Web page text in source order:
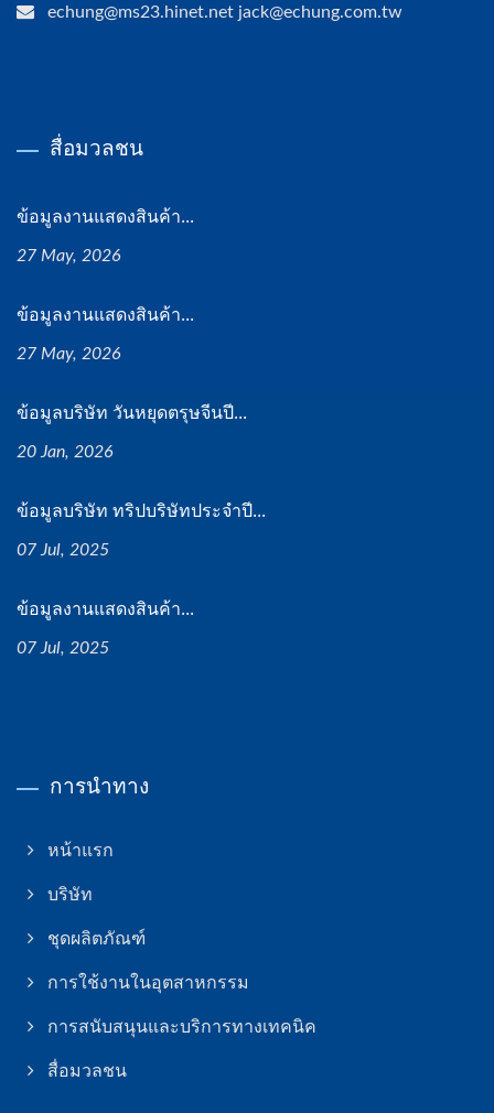
echung@ms23.hinet.net jack@echung.com.tw
สื่อมวลชน
ข้อมูลงานแสดงสินค้า...
27 May, 2026
ข้อมูลงานแสดงสินค้า...
27 May, 2026
ข้อมูลบริษัท วันหยุดตรุษจีนปี...
20 Jan, 2026
ข้อมูลบริษัท ทริปบริษัทประจำปี...
07 Jul, 2025
ข้อมูลงานแสดงสินค้า...
07 Jul, 2025
การนำทาง
หน้าแรก
บริษัท
ชุดผลิตภัณฑ์
การใช้งานในอุตสาหกรรม
การสนับสนุนและบริการทางเทคนิค
สื่อมวลชน